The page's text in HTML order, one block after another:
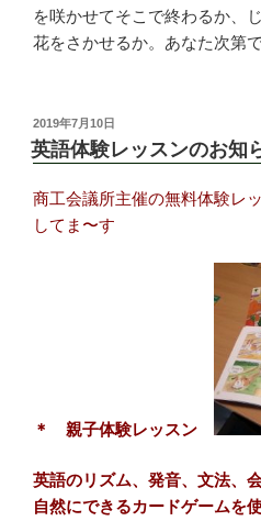
を咲かせてそこで終わるか、
花をさかせるか。あなた次第
投
稿
日:
2019年7月10日
英語体験レッスンのお知
商工会議所主催の無料体験レ
してま〜す
＊ 親子体験レッスン
英語のリズム、発音、文法、
自然にできるカードゲームを